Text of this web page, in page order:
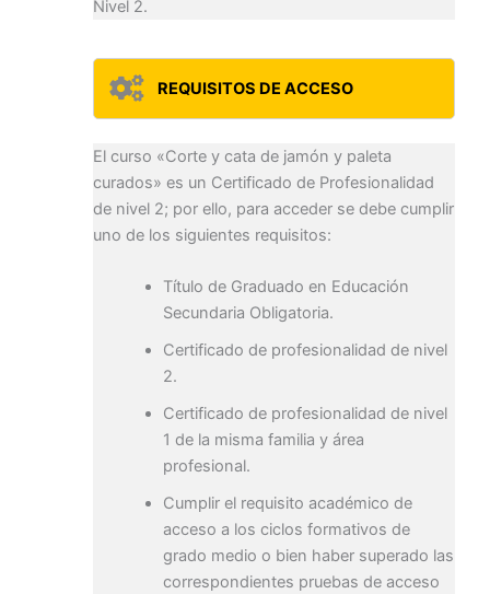
Nivel 2.
REQUISITOS DE ACCESO
El curso «Corte y cata de jamón y paleta
curados» es un Certificado de Profesionalidad
de nivel 2; por ello, para acceder se debe cumplir
uno de los siguientes requisitos:
Título de Graduado en Educación
Secundaria Obligatoria.
Certificado de profesionalidad de nivel
2.
Certificado de profesionalidad de nivel
1 de la misma familia y área
profesional.
Cumplir el requisito académico de
acceso a los ciclos formativos de
grado medio o bien haber superado las
correspondientes pruebas de acceso